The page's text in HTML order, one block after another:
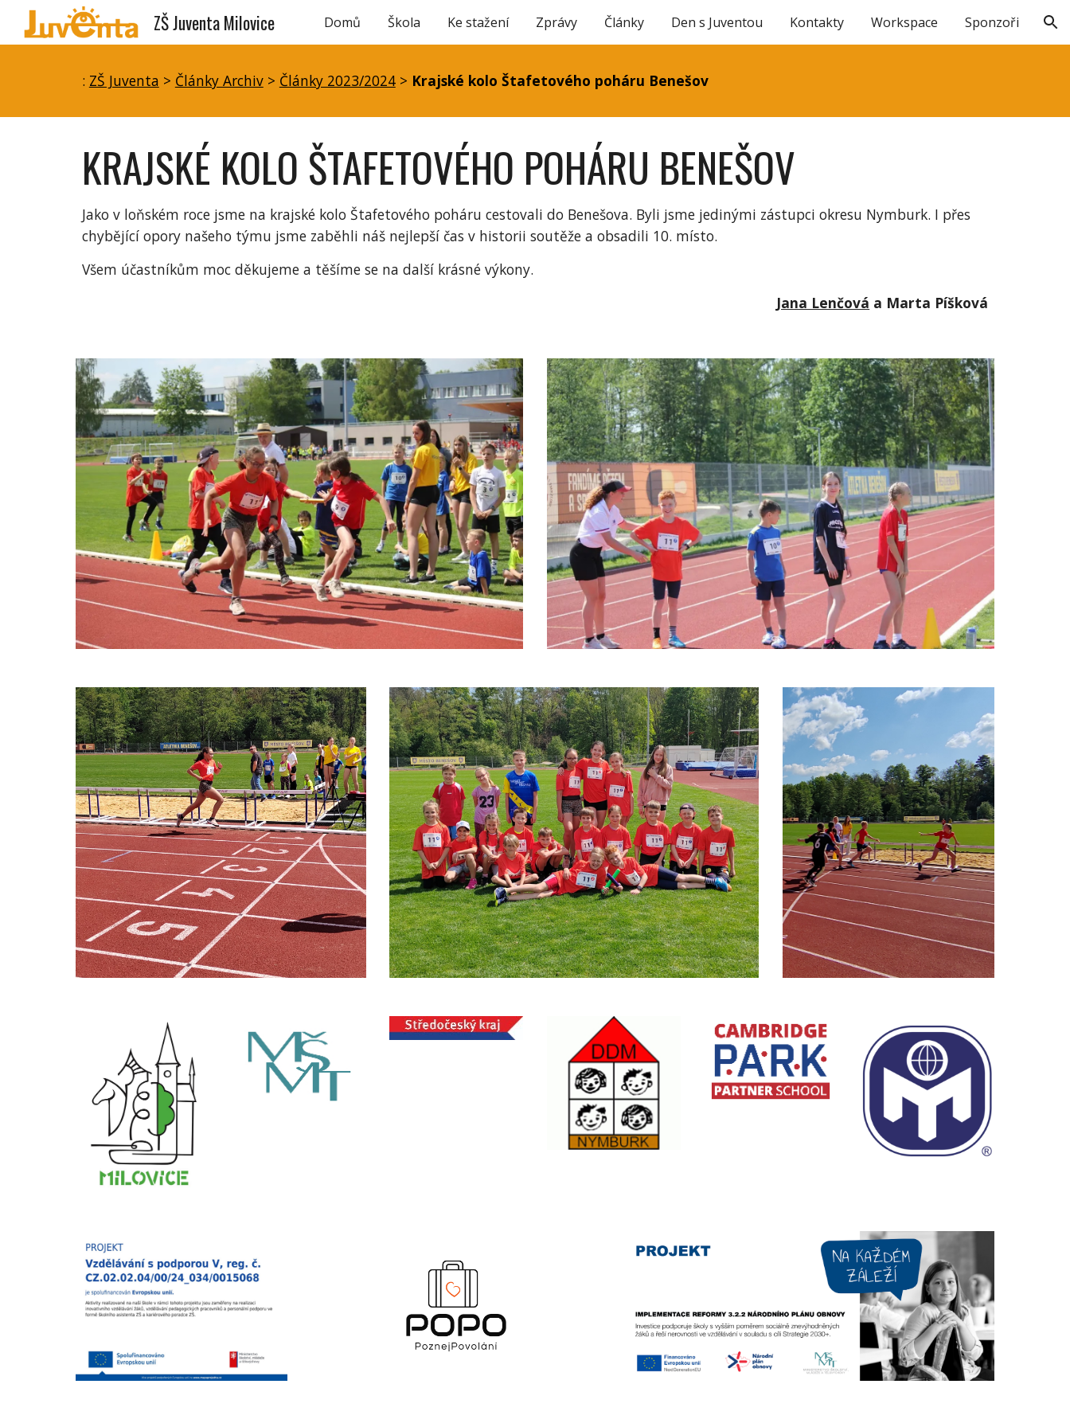
Skip to main content Skip to navigation
ZŠ Juventa Milovice Domů Škola Ke stažení Zprávy Články Den s Juventou Kontakty Workspace Sponzoři
: ZŠ Juventa > Články Archiv > Články 2023/2024> Krajské kolo Štafetového poháru Benešov
KRAJSKÉ KOLO ŠTAFETOVÉHO POHÁRU BENEŠOV
Jako v loňském roce jsme na krajské kolo Štafetového poháru cestovali do Benešova. Byli jsme jedinými zástupci okresu Nymburk. I přes
chybějící opory našeho týmu jsme zaběhli náš nejlepší čas v historii soutěže a obsadili 10. místo.
Všem účastníkům moc děkujeme a těšíme se na další krásné výkony.
Jana Lenčová a Marta Píšková